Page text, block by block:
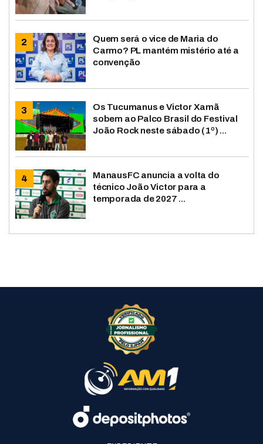
Quem será o vice de Maria do
Carmo? PL mantém mistério até a
convenção
Os Tucumanus e Victor Xamã
sobem ao Palco Brasil do Festival
João Rock neste sábado (1º) ...
ManausFC anuncia a volta do
técnico João Victor para a
temporada de 2027 ...